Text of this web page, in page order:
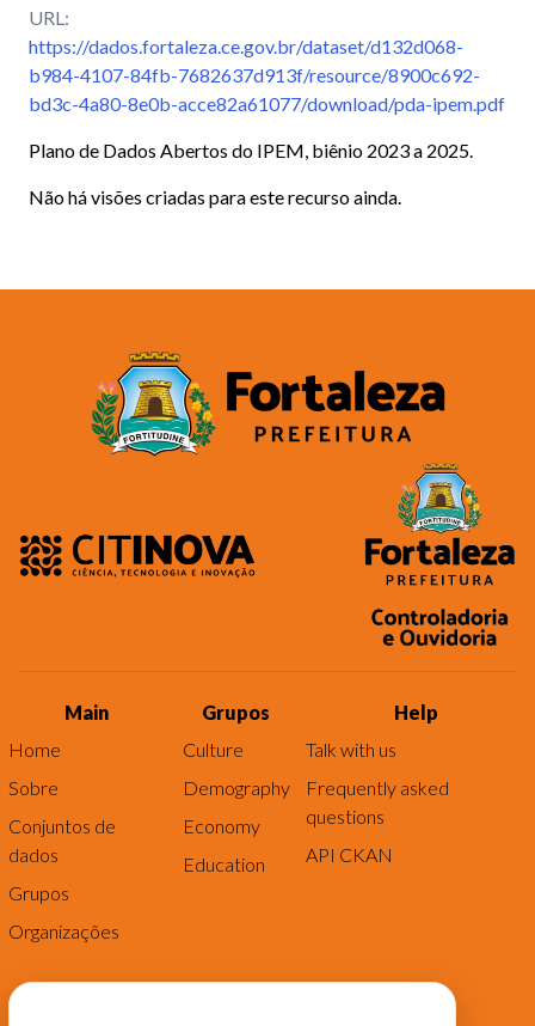
URL:
https://dados.fortaleza.ce.gov.br/dataset/d132d068-
b984-4107-84fb-7682637d913f/resource/8900c692-
bd3c-4a80-8e0b-acce82a61077/download/pda-ipem.pdf
Plano de Dados Abertos do IPEM, biênio 2023 a 2025.
Não há visões criadas para este recurso ainda.
Main
Home
Sobre
Conjuntos de
dados
Grupos
Organizações
Grupos
Culture
Demography
Economy
Education
Help
Talk with us
Frequently asked
questions
API CKAN